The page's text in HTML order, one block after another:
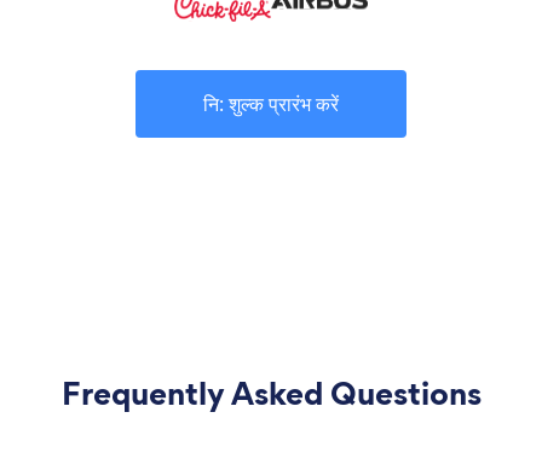
नि: शुल्क प्रारंभ करें
Frequently Asked Questions